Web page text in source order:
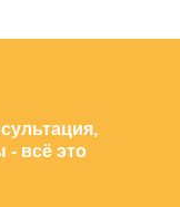
- всё это